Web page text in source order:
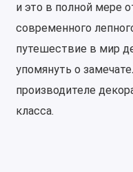
и это в полной мере
современного
путешествие в мир
упомянуть о
производителе
класса.